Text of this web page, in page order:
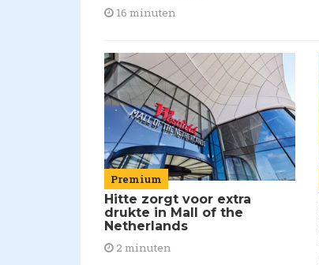
16 minuten
Premium
Hitte zorgt voor extra
drukte in Mall of the
Netherlands
2 minuten